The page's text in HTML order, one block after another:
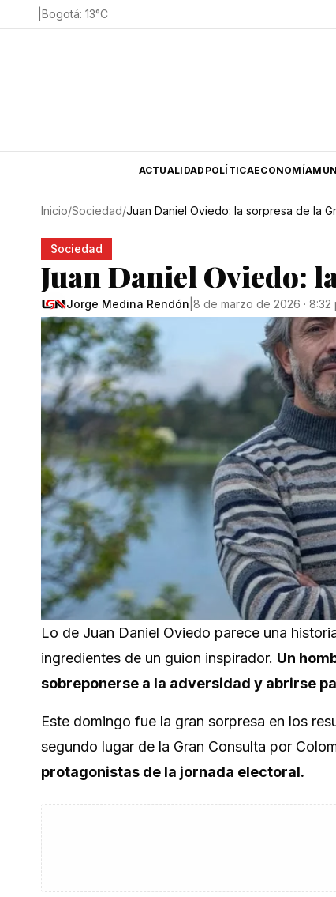
Bogotá: 13°C
ACTUALIDAD POLÍTICAECONOMÍA
Inicio/Sociedad/Juan Daniel Oviedo: la sorpresa de la
Sociedad
Juan Daniel Oviedo:
Jorge Medina Rendón 8 de marzo de 2026 · 8:32
Lo de Juan Daniel Oviedo parece una
ingredientes de un guion inspirador. Un
sobreponerse a la adversidad y abrirse
Este domingo fue la gran sorpresa en los
segundo lugar de la Gran Consulta por
protagonistas de la jornada electoral.